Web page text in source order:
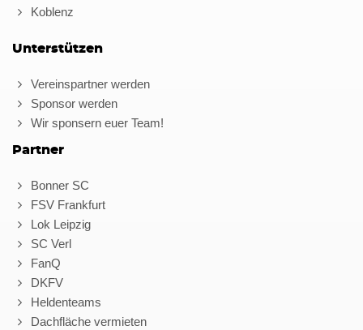
Koblenz
Unterstützen
Vereinspartner werden
Sponsor werden
Wir sponsern euer Team!
Partner
Bonner SC
FSV Frankfurt
Lok Leipzig
SC Verl
FanQ
DKFV
Heldenteams
Dachfläche vermieten